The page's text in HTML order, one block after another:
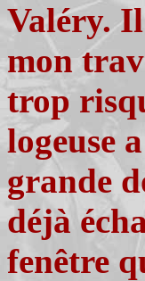
Valéry.
mon
trop
logeuse
grande
déjà
fenêtre